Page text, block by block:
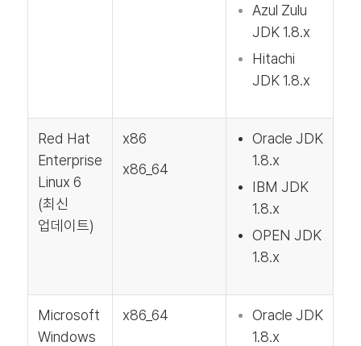
Azul Zulu
JDK 1.8.x
Hitachi
JDK 1.8.x
Red Hat
Enterprise
Linux 6
(최신
업데이트)
x86
x86_64
Oracle JDK
1.8.x
IBM JDK
1.8.x
OPEN JDK
1.8.x
Microsoft
Windows
x86_64
Oracle JDK
1.8.x